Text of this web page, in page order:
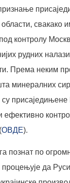
области, свакако
контролу
рудних
Према неким
минералних
су присаједињене
ефективно
ОВДЕ).
познат по
да